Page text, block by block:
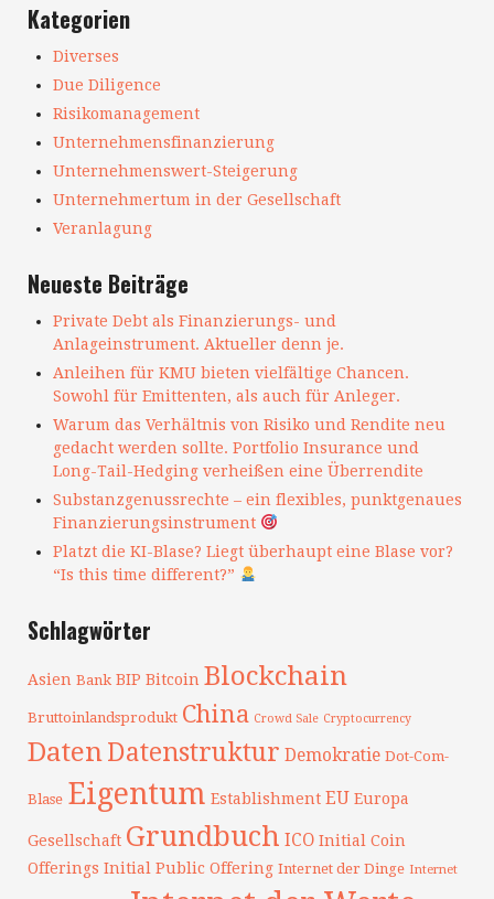
Kategorien
Diverses
Due Diligence
Risikomanagement
Unternehmensfinanzierung
Unternehmenswert-Steigerung
Unternehmertum in der Gesellschaft
Veranlagung
Neueste Beiträge
Private Debt als Finanzierungs- und
Anlageinstrument. Aktueller denn je.
Anleihen für KMU bieten vielfältige Chancen.
Sowohl für Emittenten, als auch für Anleger.
Warum das Verhältnis von Risiko und Rendite neu
gedacht werden sollte. Portfolio Insurance und
Long-Tail-Hedging verheißen eine Überrendite
Substanzgenussrechte – ein flexibles, punktgenaues
Finanzierungsinstrument
Platzt die KI-Blase? Liegt überhaupt eine Blase vor?
“Is this time different?”
Schlagwörter
Asien Bank BIP Bitcoin Blockchain
Bruttoinlandsprodukt China Crowd Sale Cryptocurrency
Daten Datenstruktur Demokratie Dot-Com-
Blase Eigentum Establishment EU Europa
Gesellschaft Grundbuch ICO Initial Coin
Offerings Initial Public Offering Internet der Dinge Internet